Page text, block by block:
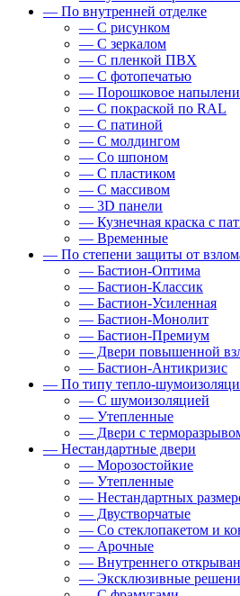
— По внутренней отделке
— С рисунком
— С зеркалом
— С пленкой ПВХ
— С фотопечатью
— Порошковое
— С покраской по RAL
— С патиной
— С молдингом
— Со шпоном
— С пластиком
— С массивом
— 3D панели
— Кузнечная краска с
— Временные
— По степени защиты от
— Бастион-Оптима
— Бастион-Классик
— Бастион-Усиленная
— Бастион-Монолит
— Бастион-Премиум
— Двери повышенной
— Бастион-Антикризис
— По типу тепло-
— С шумоизоляцией
— Утепленные
— Двери с
— Нестандартные двери
— Морозостойкие
— Утепленные
— Нестандартных
— Двустворчатые
— Со стеклопакетом и
— Арочные
— Внутреннего
— Эксклюзивные